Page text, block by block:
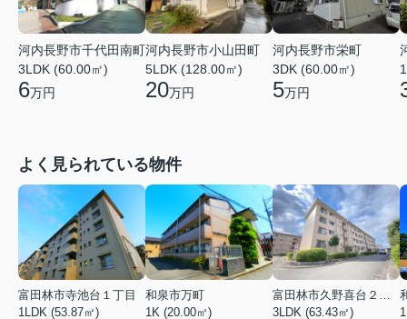
河内長野市千代田南町
3LDK (60.00㎡)
6万円
河内長野市小山田町
5LDK (128.00㎡)
20万円
河内長野市栄町
3DK (60.00㎡)
5万円
よく見られている物件
富田林市寺池台１丁目
1LDK (53.87㎡)
和泉市万町
1K (20.00㎡)
富田林市久野喜台２丁目
3LDK (63.43㎡)